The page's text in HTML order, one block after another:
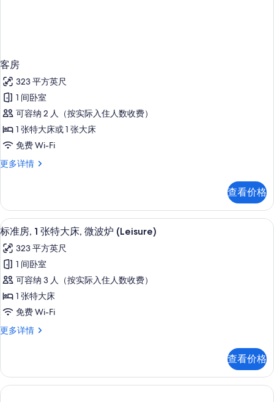
客房
323 平方英尺
1 间卧室
可容纳 2 人（按实际入住人数收费）
1 张特大床或 1 张大床
免费 Wi-Fi
更多详情
客
信
息
查看价格
显
示
标
准
房,
1
张
特
床,
微
客房内保险箱、办公桌、遮光窗帘、
2
标准房, 1 张特大床, 微波炉 (Leisure)
323 平方英尺
1 间卧室
可容纳 3 人（按实际入住人数收费）
1 张特大床
免费 Wi-Fi
更多详情
标
张
特
大
查看价格